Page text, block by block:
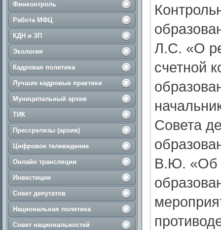
Финконтроль
Работа МФЦ
КДН и ЗП
Экология
Кадровая политика
Лучшие кадровые практики
Муниципальный архив
ТИК
Прессрелизы (архив)
Цифровое телевидение
Онлайн трансляции
Инвестиции
Совет депутатов
Национальная политика
Совет национальностей
Л.С. «О
счетной
Совета
В.Ю. «Об